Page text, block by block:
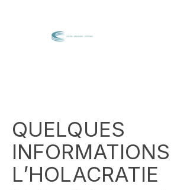
QUELQUES
L’HOLACRATIE